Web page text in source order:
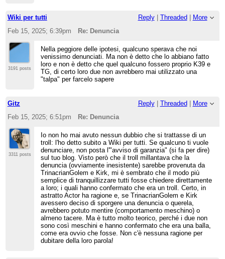
Wiki per tutti Reply| Threaded
More
Feb 15, 2025; 6:39pm
Re: Denuncia
3191 posts
Nella peggiore delle ipotesi, qualcuno sperava che noi
venissimo denunciati. Ma non è detto che lo abbiano fatto
loro e non è detto che quel qualcuno fossero proprio K39 e
TG, di certo loro due non avrebbero mai utilizzato una
"talpa" per farcelo sapere
Gitz Reply| Threaded
More
Feb 15, 2025; 6:51pm
Re: Denuncia
3311 posts
Io non ho mai avuto nessun dubbio che si trattasse di un
troll: l'ho detto subito a Wiki per tutti. Se qualcuno ti vuole
denunciare, non posta l'"avviso di garanzia" (si fa per dire)
sul tuo blog. Visto però che il troll millantava che la
denuncia (ovviamente inesistente) sarebbe provenuta da
TrinacrianGolem e Kirk, mi è sembrato che il modo più
semplice di tranquillizzare tutti fosse chiedere direttamente
a loro; i quali hanno confermato che era un troll. Certo, in
astratto Actor ha ragione e, se TrinacrianGolem e Kirk
avessero deciso di sporgere una denuncia o querela,
avrebbero potuto mentire (comportamento meschino) o
almeno tacere. Ma è tutto molto teorico, perché i due non
sono così meschini e hanno confermato che era una balla,
come era ovvio che fosse. Non c'è nessuna ragione per
dubitare della loro parola!